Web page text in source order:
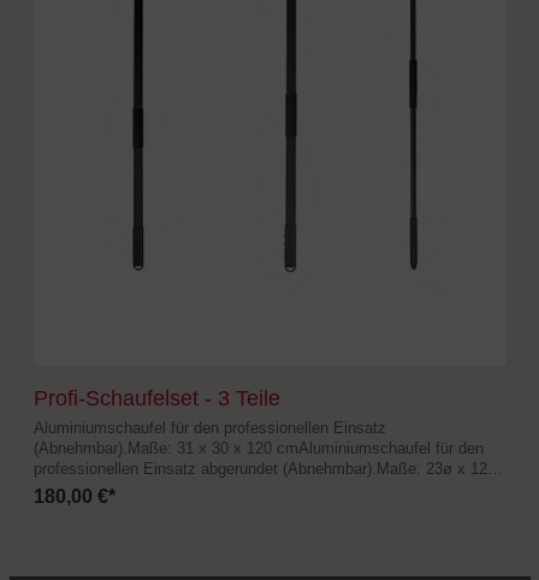
Profi-Schaufelset - 3 Teile
Aluminiumschaufel für den professionellen Einsatz
(Abnehmbar).Maße: 31 x 30 x 120 cmAluminiumschaufel für den
professionellen Einsatz abgerundet (Abnehmbar).Maße: 23ø x 120
cmPizzaofenbürste für den professionellen Einsatz
(Abnehmbar).Maße: 5 x 15 x 120 cm
180,00 €*